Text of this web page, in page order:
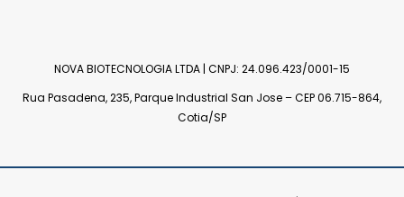
NOVA BIOTECNOLOGIA LTDA | CNPJ: 24.096.423/0001-15
Rua Pasadena, 235, Parque Industrial San Jose – CEP 06.715-864,
Cotia/SP